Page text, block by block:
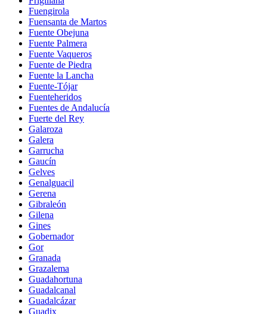
Fuengirola
Fuensanta de Martos
Fuente Obejuna
Fuente Palmera
Fuente Vaqueros
Fuente de Piedra
Fuente la Lancha
Fuente-Tójar
Fuenteheridos
Fuentes de Andalucía
Fuerte del Rey
Galaroza
Galera
Garrucha
Gaucín
Gelves
Genalguacil
Gerena
Gibraleón
Gilena
Gines
Gobernador
Gor
Granada
Grazalema
Guadahortuna
Guadalcanal
Guadalcázar
Guadix